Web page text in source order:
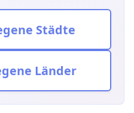
Städte
Länder